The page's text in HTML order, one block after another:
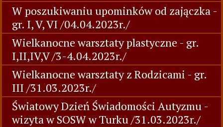
W poszukiwaniu upominków od zajączka -
gr. I, V, VI /04.04.2023r./
Wielkanocne warsztaty plastyczne - gr.
I,II,IV,V /3-4.04.2023r./
Wielkanocne warsztaty z Rodzicami - gr.
III /31.03.2023r./
Światowy Dzień Świadomości Autyzmu -
wizyta w SOSW w Turku /31.03.2023r./